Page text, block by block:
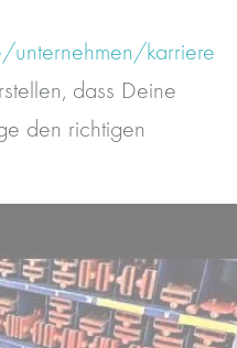
unternehmen/karriere
dass Deine
den richtigen